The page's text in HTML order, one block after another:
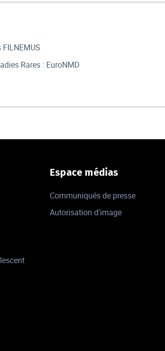
Rares : EuroNMD
Espace médias
Communiqués de presse
Autorisation d'image